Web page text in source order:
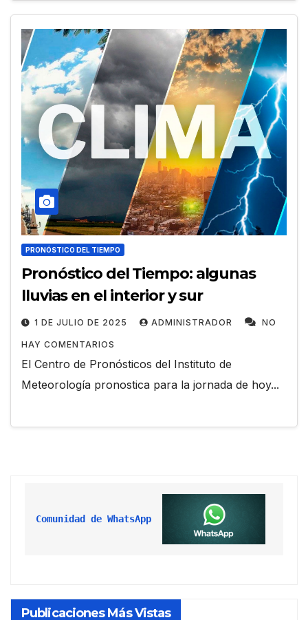
PRONÓSTICO DEL TIEMPO
Pronóstico del Tiempo: algunas
lluvias en el interior y sur
1 DE JULIO DE 2025 ADMINISTRADOR NO
HAY COMENTARIOS
El Centro de Pronósticos del Instituto de
Meteorología pronostica para la jornada de hoy...
Comunidad de WhatsApp
Publicaciones Más Vistas